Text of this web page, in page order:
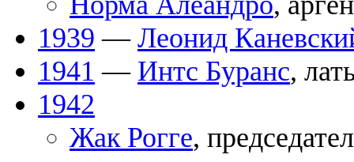
1939 — Леонид
1941 — Интс Буранс,
1942
Жак Рогге,